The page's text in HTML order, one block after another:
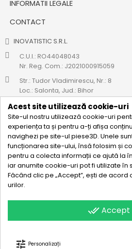
INFORMATII LEGALE
CONTACT
INOVATISTIC S.R.L.
C.U.I.: RO44048043
Nr. Reg. Com.: J2021000915059
Str.: Tudor Vladimirescu, Nr.: 8
Loc.: Salonta, Jud.: Bihor
Cod CAEN: 4712
0771 695 908
hello@piese3d.ro
ABONEAZA-TE LA NEWSLETTER
Urmareste-ne pe rețelele sociale si fii
noastre
Acest site utilizează cookie-uri
Site-ul nostru utilizează cookie-uri
experiența ta și pentru a-ți afișa
navighezi pe site-ul piese3D. Unele
funcționarea site-ului, însă folosim și
pentru a colecta informații ce ajută la
iar anumite cookie-uri pot fi utilizate în
Făcând clic pe „Accept”, ești de
urilor.
done_allAccept
tune Personalizați